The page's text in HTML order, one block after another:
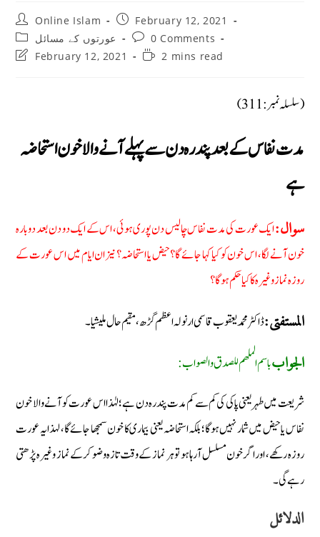
Post
author:
Online Islam
Post
published:
February 12, 2021
Post
category:
عورتوں کے مسائل
Post
comments:
0 Comments
PostFebruary 12, 2021
Reading2 mins read
(سلسلہ نمبر: 311)
مدت نفاس کے بعد پندرہ دن سے پہلے آنے والا خون استحاضہ
ہے
سوال:ایک عورت کی مدت نفاس چالیس دن پوری ہوئی، اس کے ایک دو دن بعد دوبارہ
خون آنے لگا، اس خون کو کیا کہا جائے گا؟ حیض یا استحاضہ؟ نیز ان ایام میں اس عورت کے
روزہ نماز وغیرہ کا کیا حکم ہوگا؟
المستفتی:ڈاکٹر محمد یعقوب قاسمی ارنولہ اعظم گڑھ، مقیم حال ملیشیا۔
الجوابباسم الملھم للصدق والصواب:
شریعت میں طہر یعنی پاکی کی کم سے کم مدت پندرہ دن ہے؛ لہٰذا اس عورت کو آنے والا خون
نفاس یا حیض میں شمار نہیں ہوگا؛ بلکہ استحاضہ یعنی بیماری کا خون سمجھا جائے گا، لہذا یہ عورت
روزہ رکھے، اور اگر خون مسلسل آرہا ہو تو ہر نماز کے وقت تازہ وضو کرکے نماز وغیرہ پڑھتی
رہے گی۔
الدلائل